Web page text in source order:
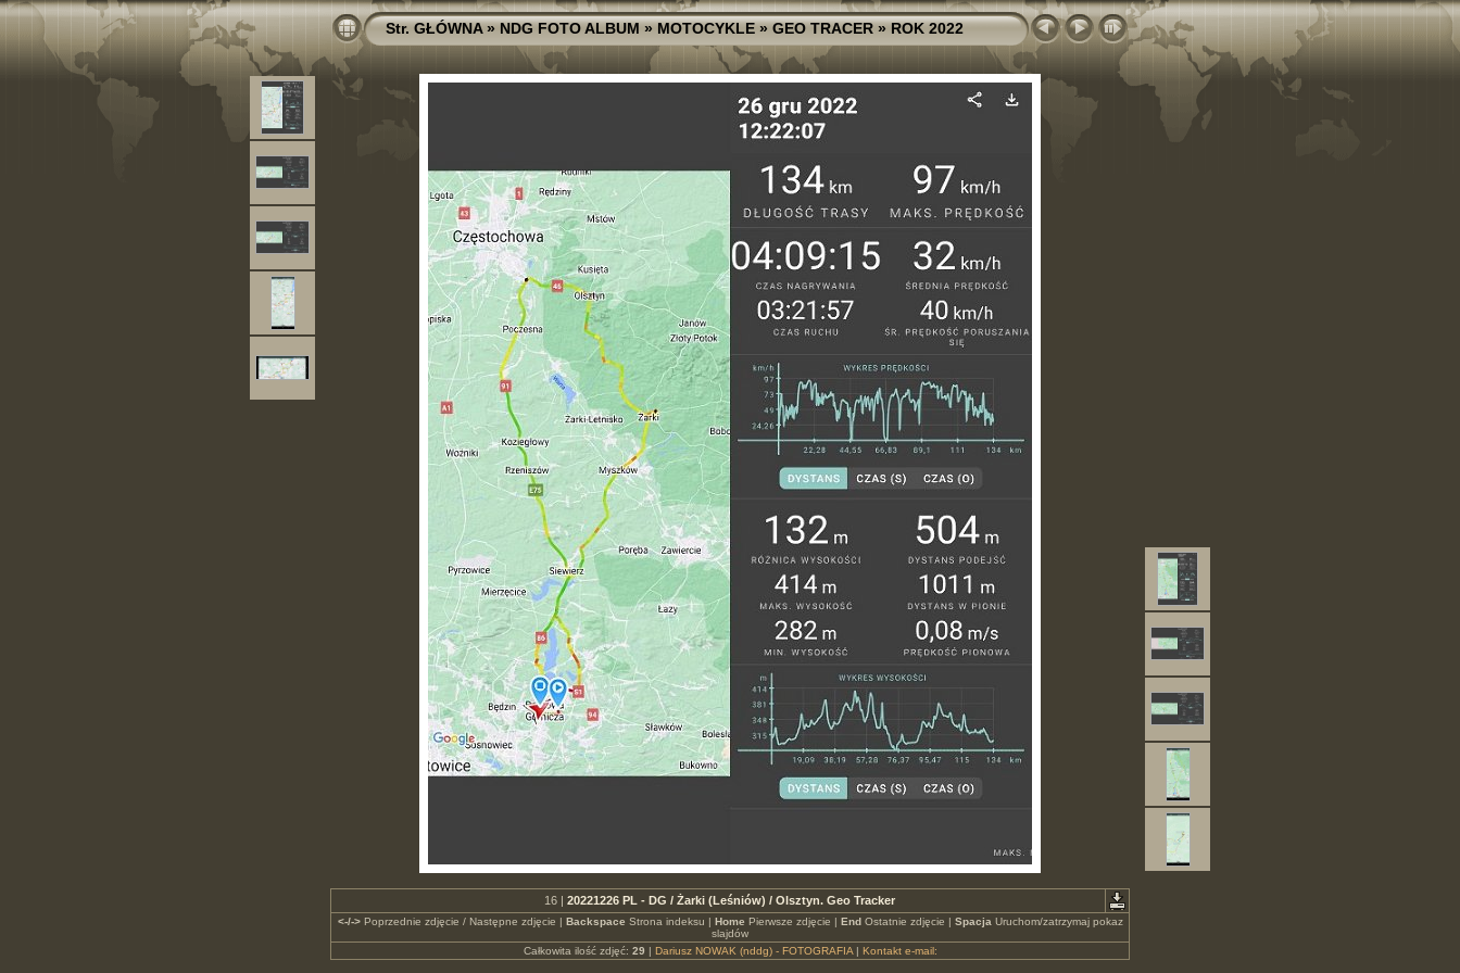
Str. GŁÓWNA»NDG FOTO ALBUM»MOTOCYKLE»GEO TRACER»ROK 2022
16 | 20221226 PL - DG / Żarki (Leśniów) / Olsztyn. Geo Tracker
<-/->Poprzednie zdjęcie / Następne zdjęcie | Backspace Strona indeksu | Home Pierwsze zdjęcie | EndOstatnie zdjęcie | Spacja Uruchom/zatrzymaj pokaz
slajdów
Całkowita ilość zdjęć: 29 | Dariusz NOWAK (nddg) - FOTOGRAFIA| Kontakt e-mail: